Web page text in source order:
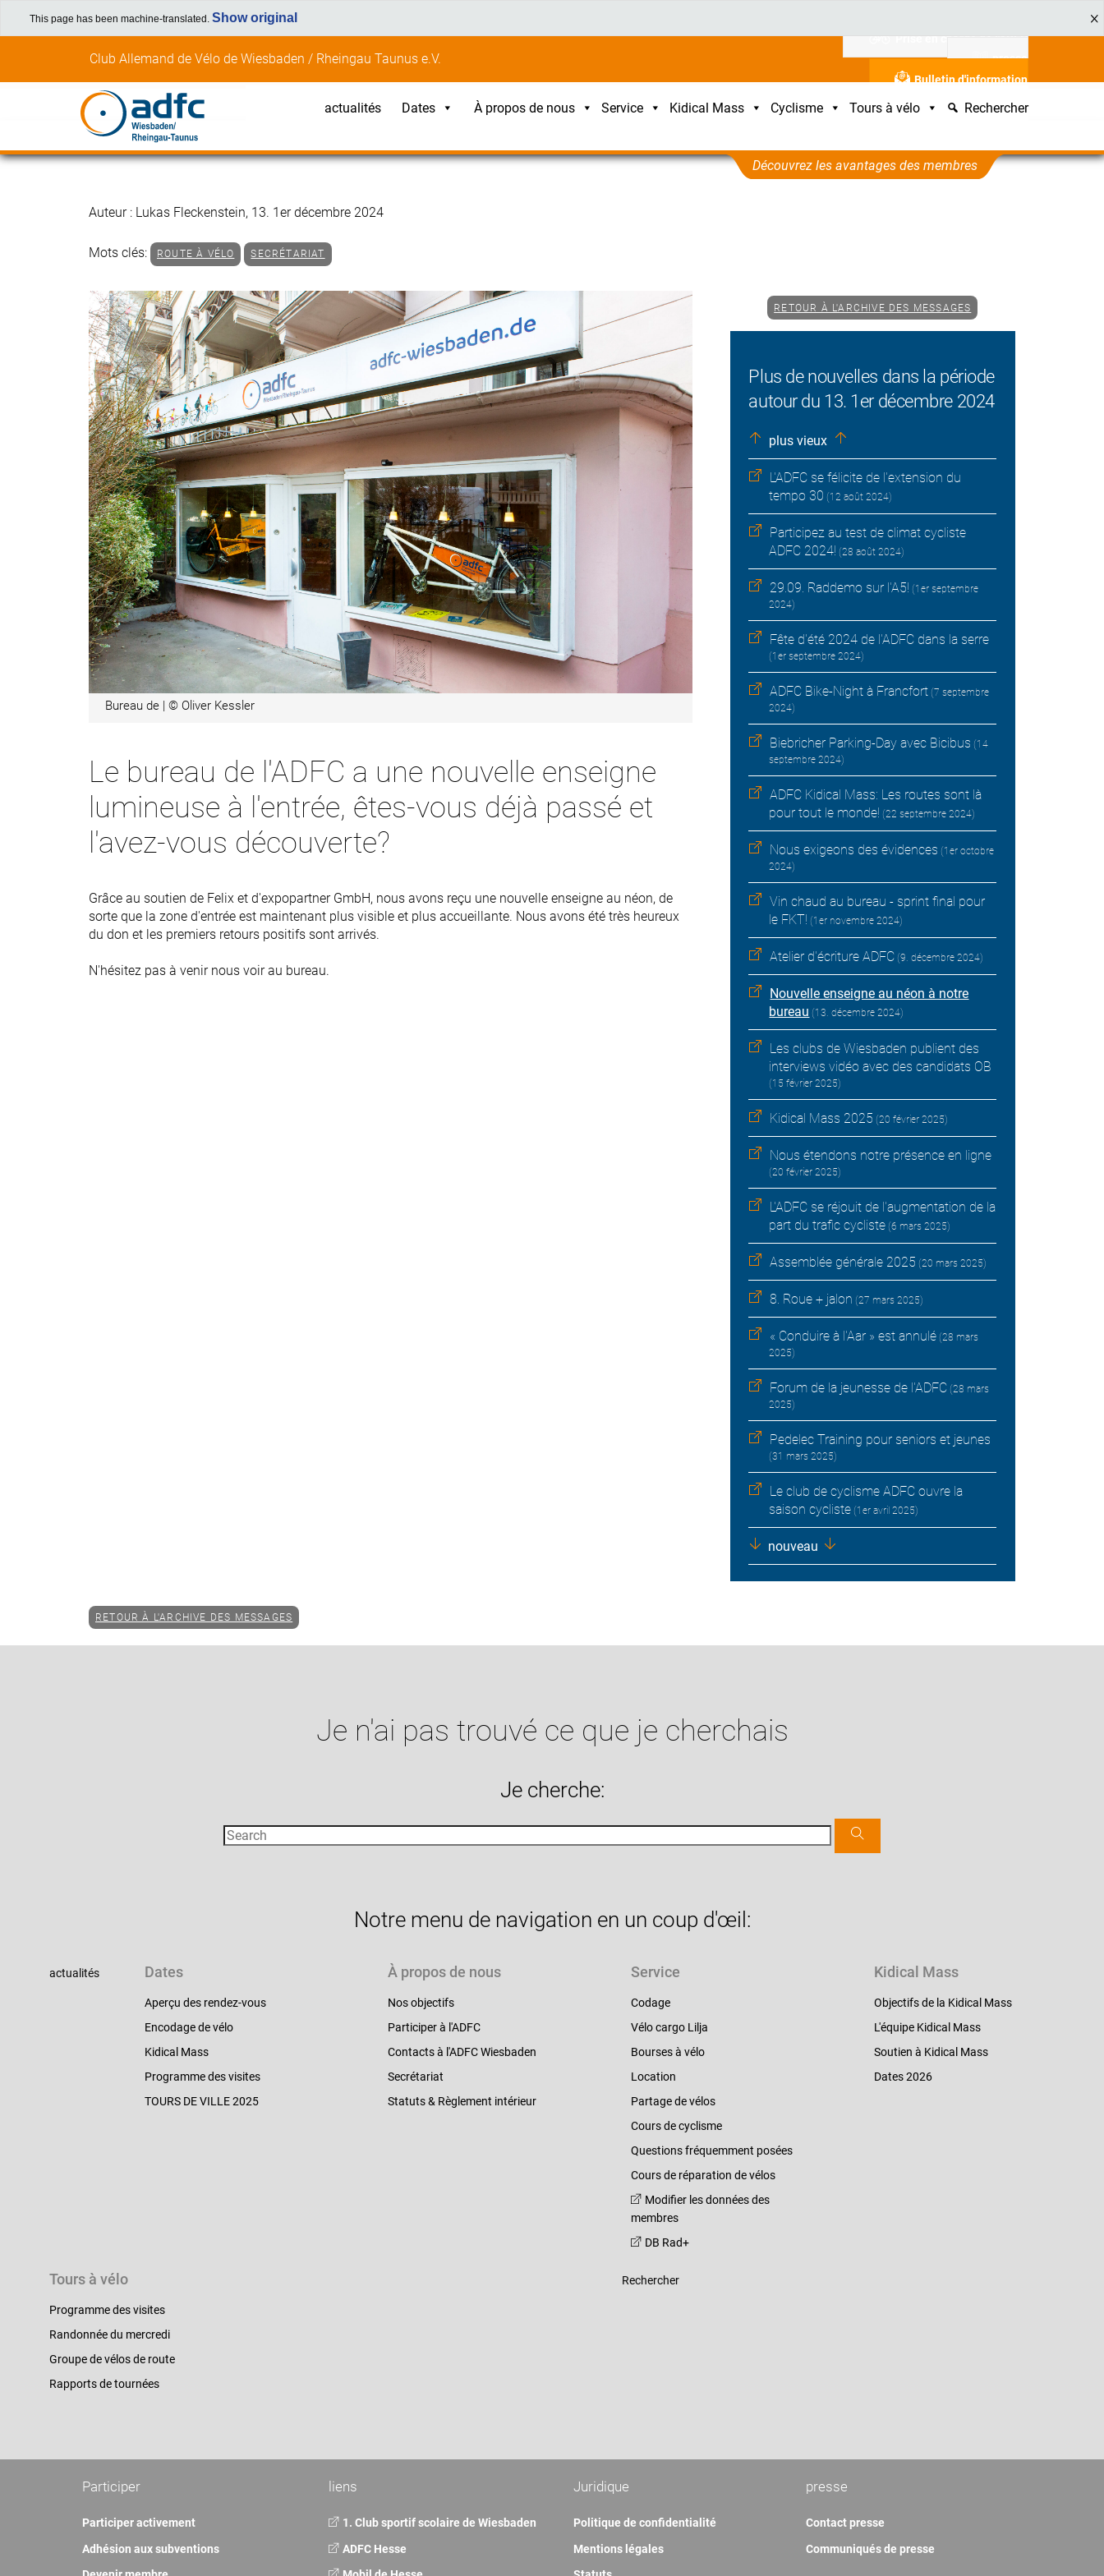
This page has been machine-translated. Show original
content
Club Allemand de Vélo de Wiesbaden / Rheingau Taunus e.V.
Prise en charge de l'ADFC
presse
Bulletin d'information
actualités Dates À propos de nous Service Kidical Mass Cyclisme Tours à vélo Rechercher
Découvrez les avantages des membres
Auteur : Lukas Fleckenstein, 13. 1er décembre 2024
Mots clés: ROUTE À VÉLO SECRÉTARIAT
Bureau de | © Oliver Kessler
Le bureau de l'ADFC a une nouvelle enseigne
lumineuse à l'entrée, êtes-vous déjà passé et
l'avez-vous découverte?
Grâce au soutien de Felix et d'expopartner GmbH, nous avons reçu une nouvelle enseigne au néon, de
sorte que la zone d'entrée est maintenant plus visible et plus accueillante. Nous avons été très heureux
du don et les premiers retours positifs sont arrivés.
N'hésitez pas à venir nous voir au bureau.
RETOUR À L'ARCHIVE DES MESSAGES
Plus de nouvelles dans la période
autour du 13. 1er décembre 2024
plus vieux
L'ADFC se félicite de l'extension du
tempo 30 (12 août 2024)
Participez au test de climat cycliste
ADFC 2024! (28 août 2024)
29.09. Raddemo sur l'A5! (1er septembre
2024)
Fête d'été 2024 de l'ADFC dans la serre
(1er septembre 2024)
ADFC Bike-Night à Francfort (7 septembre
2024)
Biebricher Parking-Day avec Bicibus (14
septembre 2024)
ADFC Kidical Mass: Les routes sont là
pour tout le monde! (22 septembre 2024)
Nous exigeons des évidences (1er octobre
2024)
Vin chaud au bureau - sprint final pour
le FKT! (1er novembre 2024)
Atelier d'écriture ADFC (9. décembre 2024)
Nouvelle enseigne au néon à notre
bureau (13. décembre 2024)
Les clubs de Wiesbaden publient des
interviews vidéo avec des candidats OB
(15 février 2025)
Kidical Mass 2025 (20 février 2025)
Nous étendons notre présence en ligne
(20 février 2025)
L'ADFC se réjouit de l'augmentation de la
part du trafic cycliste (6 mars 2025)
Assemblée générale 2025 (20 mars 2025)
8. Roue + jalon (27 mars 2025)
« Conduire à l'Aar » est annulé (28 mars
2025)
Forum de la jeunesse de l'ADFC (28 mars
2025)
Pedelec Training pour seniors et jeunes
(31 mars 2025)
Le club de cyclisme ADFC ouvre la
saison cycliste (1er avril 2025)
nouveau
RETOUR À L'ARCHIVE DES MESSAGES
Je n'ai pas trouvé ce que je cherchais
Je cherche:
Notre menu de navigation en un coup d'œil:
actualités Dates
Aperçu des rendez-vous
Encodage de vélo
Kidical Mass
Programme des visites
TOURS DE VILLE 2025
À propos de nous
Nos objectifs
Participer à l'ADFC
Contacts à l'ADFC Wiesbaden
Secrétariat
Statuts & Règlement intérieur
Service
Codage
Vélo cargo Lilja
Bourses à vélo
Location
Partage de vélos
Cours de cyclisme
Questions fréquemment posées
Cours de réparation de vélos
Modifier les données des
membres
DB Rad+
Kidical Mass
Objectifs de la Kidical Mass
L'équipe Kidical Mass
Soutien à Kidical Mass
Dates 2026
Tours à vélo
Programme des visites
Randonnée du mercredi
Groupe de vélos de route
Rapports de tournées
Rechercher
Participer
Participer activement
Adhésion aux subventions
liens
1. Club sportif scolaire de Wiesbaden
ADFC Hesse
Juridique
Politique de confidentialité
Mentions légales
presse
Contact presse
Communiqués de presse